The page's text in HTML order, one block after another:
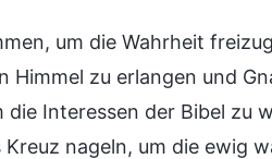
um die Wahrheit
zu erlangen und
Interessen der Bibel zu
nageln, um die ewig